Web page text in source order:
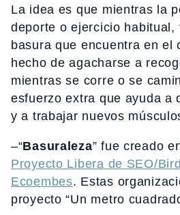
La idea es que mientras la
deporte o ejercicio habitual,
basura que encuentra en el
hecho de agacharse a
mientras se corre o se
esfuerzo extra que ayuda a
y a trabajar nuevos
–“Basuraleza” fue creado
Proyecto Libera de SEO/
Ecoembes. Estas
proyecto “Un metro